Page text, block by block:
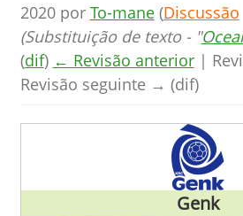
content2020 por To-mane (Discussão
(Substituição de texto - "
(dif) ← Revisão anterior|
Revisão seguinte → (dif)
Genk